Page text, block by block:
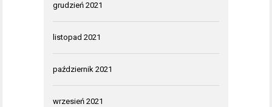
grudzień 2021
listopad 2021
październik 2021
wrzesień 2021